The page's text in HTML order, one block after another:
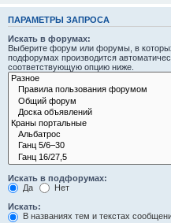
ПАРАМЕТРЫ ЗАПРОСА
Искать в форумах:
Выберите форум или форумы, в
подфорумах производится
соответствующую опцию ниже.
Искать в подфорумах:
Да
Нет
Искать:
В названиях тем и текстах